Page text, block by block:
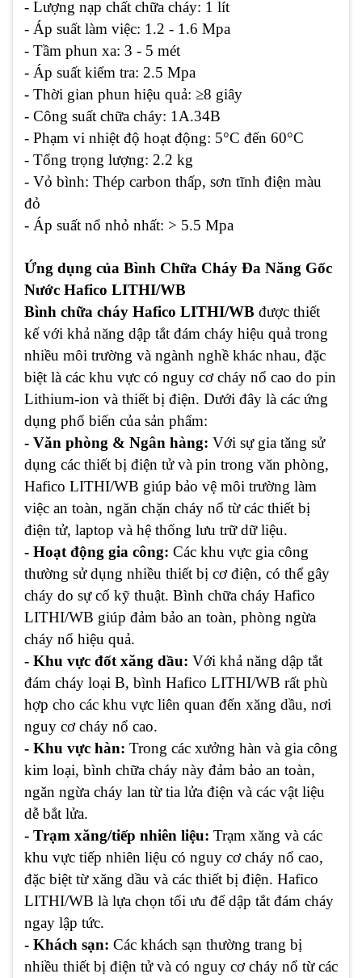
- Lượng nạp chất chữa cháy: 1 lít
- Áp suất làm việc: 1.2 - 1.6 Mpa
- Tầm phun xa: 3 - 5 mét
- Áp suất kiểm tra: 2.5 Mpa
- Thời gian phun hiệu quả: ≥8 giây
- Công suất chữa cháy: 1A.34B
- Phạm vi nhiệt độ hoạt động: 5°C đến 60°C
- Tổng trọng lượng: 2.2 kg
- Vỏ bình: Thép carbon thấp, sơn tĩnh điện màu
đỏ
- Áp suất nổ nhỏ nhất: > 5.5 Mpa
Ứng dụng của Bình Chữa Cháy Đa Năng Gốc
Nước Hafico LITHI/WB
Bình chữa cháy Hafico LITHI/WB được thiết
kế với khả năng dập tắt đám cháy hiệu quả trong
nhiều môi trường và ngành nghề khác nhau, đặc
biệt là các khu vực có nguy cơ cháy nổ cao do pin
Lithium-ion và thiết bị điện. Dưới đây là các ứng
dụng phổ biến của sản phẩm:
- Văn phòng & Ngân hàng: Với sự gia tăng sử
dụng các thiết bị điện tử và pin trong văn phòng,
Hafico LITHI/WB giúp bảo vệ môi trường làm
việc an toàn, ngăn chặn cháy nổ từ các thiết bị
điện tử, laptop và hệ thống lưu trữ dữ liệu.
- Hoạt động gia công: Các khu vực gia công
thường sử dụng nhiều thiết bị cơ điện, có thể gây
cháy do sự cố kỹ thuật. Bình chữa cháy Hafico
LITHI/WB giúp đảm bảo an toàn, phòng ngừa
cháy nổ hiệu quả.
- Khu vực đốt xăng dầu: Với khả năng dập tắt
đám cháy loại B, bình Hafico LITHI/WB rất phù
hợp cho các khu vực liên quan đến xăng dầu, nơi
nguy cơ cháy nổ cao.
- Khu vực hàn: Trong các xưởng hàn và gia công
kim loại, bình chữa cháy này đảm bảo an toàn,
ngăn ngừa cháy lan từ tia lửa điện và các vật liệu
dễ bắt lửa.
- Trạm xăng/tiếp nhiên liệu: Trạm xăng và các
khu vực tiếp nhiên liệu có nguy cơ cháy nổ cao,
đặc biệt từ xăng dầu và các thiết bị điện. Hafico
LITHI/WB là lựa chọn tối ưu để dập tắt đám cháy
ngay lập tức.
- Khách sạn: Các khách sạn thường trang bị
nhiều thiết bị điện tử và có nguy cơ cháy nổ từ các